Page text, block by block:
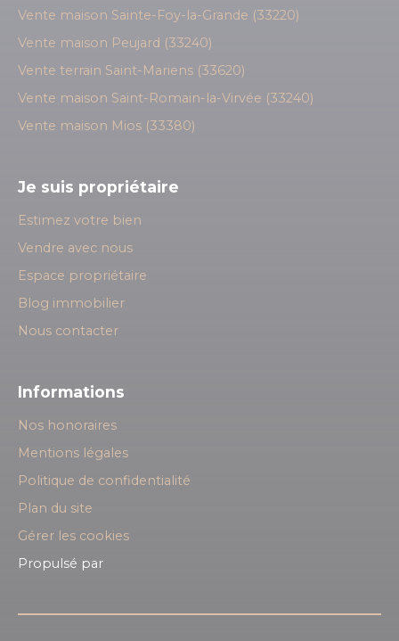
Vente maison Sainte-Foy-la-Grande (33220)
Vente maison Peujard (33240)
Vente terrain Saint-Mariens (33620)
Vente maison Saint-Romain-la-Virvée (33240)
Vente maison Mios (33380)
Je suis propriétaire
Estimez votre bien
Vendre avec nous
Espace propriétaire
Blog immobilier
Nous contacter
Informations
Nos honoraires
Mentions légales
Politique de confidentialité
Plan du site
Gérer les cookies
Propulsé par